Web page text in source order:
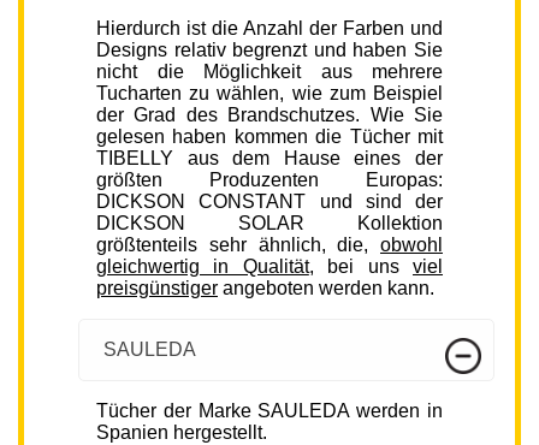
Hierdurch ist die Anzahl der Farben und
Designs relativ begrenzt und haben Sie
nicht die Möglichkeit aus mehrere
Tucharten zu wählen, wie zum Beispiel
der Grad des Brandschutzes. Wie Sie
gelesen haben kommen die Tücher mit
TIBELLY aus dem Hause eines der
größten Produzenten Europas:
DICKSON CONSTANT und sind der
DICKSON SOLAR Kollektion
größtenteils sehr ähnlich, die, obwohl
gleichwertig in Qualität, bei unsviel
preisgünstiger angeboten werden kann.
SAULEDA
Tücher der Marke SAULEDA werden in
Spanien hergestellt.